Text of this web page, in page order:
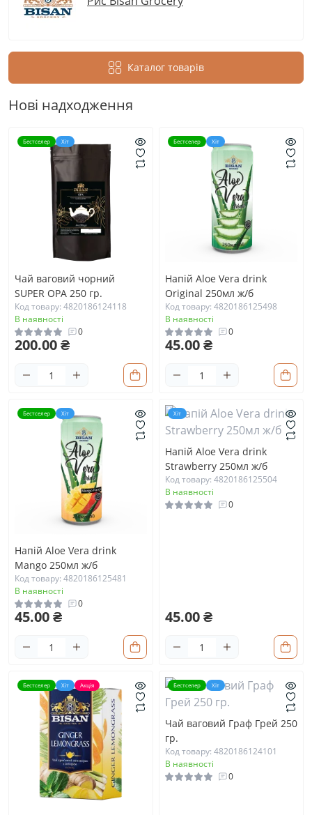
Каталог товарів
Нові надходження
Бестселер Хіт
Чай ваговий чорний
SUPER OPA 250 гр.
Код товару: 4820186124118
В наявності
0
200.00 ₴
Бестселер Хіт
Напій Aloe Vera drink
Original 250мл ж/б
Код товару: 4820186125498
В наявності
0
45.00 ₴
Бестселер Хіт
Напій Aloe Vera drink
Mango 250мл ж/б
Код товару: 4820186125481
В наявності
0
45.00 ₴
Хіт
Напій Aloe Vera drink
Strawberry 250мл ж/б
Код товару: 4820186125504
В наявності
0
45.00 ₴
Бестселер Хіт Акція Бестселер Хіт
Чай ваговий Граф Грей 250
гр.
Код товару: 4820186124101
В наявності
0